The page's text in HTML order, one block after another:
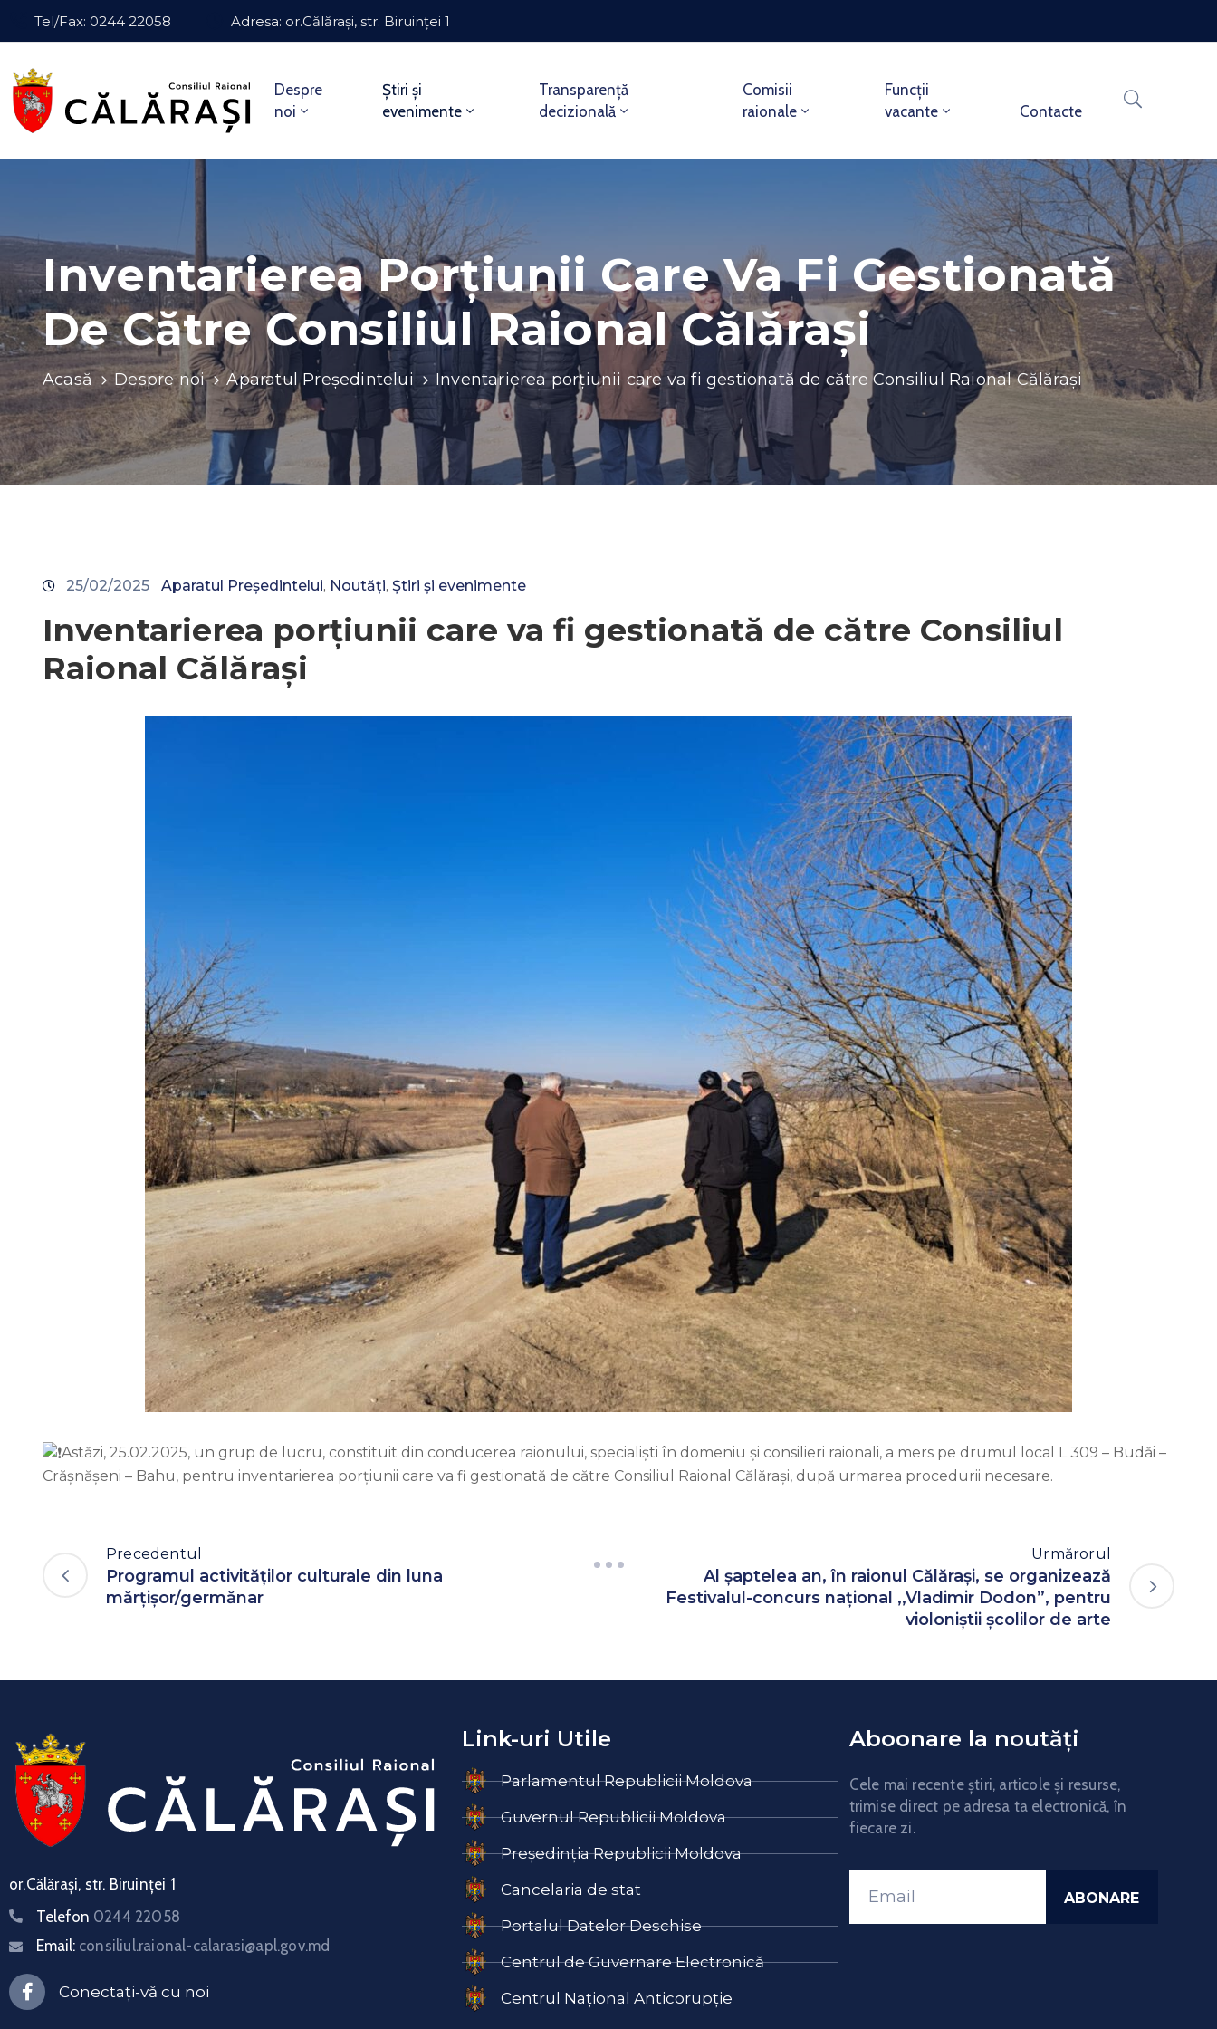
Tel/Fax: 0244 22058 Adresa: or.Călărași, str. Biruinței 1
Despre
noi
Știri și
evenimente
Transparență
decizională
Comisii
raionale
Funcții
vacante
Contacte
Inventarierea Porțiunii Care Va Fi Gestionată
De Către Consiliul Raional Călărași
Acasă Despre noi Aparatul Președintelui Inventarierea porțiunii care va fi gestionată de către Consiliul Raional Călărași
25/02/2025 Aparatul Președintelui‚ Noutăți‚ Știri și evenimente
Inventarierea porțiunii care va fi gestionată de către Consiliul
Raional Călărași
Astăzi, 25.02.2025, un grup de lucru, constituit din conducerea raionului, specialiști în domeniu și consilieri raionali, a mers pe drumul local L 309 – Budăi –
Crășnășeni – Bahu, pentru inventarierea porțiunii care va fi gestionată de către Consiliul Raional Călărași, după urmarea procedurii necesare.
Precedentul
Programul activităților culturale din luna
mărțișor/germănar
Urmărorul
Al șaptelea an, în raionul Călărași, se organizează
Festivalul-concurs național ,,Vladimir Dodon”, pentru
violoniștii școlilor de arte
or.Călărași, str. Biruinței 1
Telefon 0244 22058
Email: consiliul.raional-calarasi@apl.gov.md
Conectați-vă cu noi
Link-uri Utile
Parlamentul Republicii Moldova
Guvernul Republicii Moldova
Președinția Republicii Moldova
Cancelaria de stat
Portalul Datelor Deschise
Centrul de Guvernare Electronică
Centrul Național Anticorupție
Aboonare la noutăți
Cele mai recente știri, articole și resurse,
trimise direct pe adresa ta electronică, în
fiecare zi.